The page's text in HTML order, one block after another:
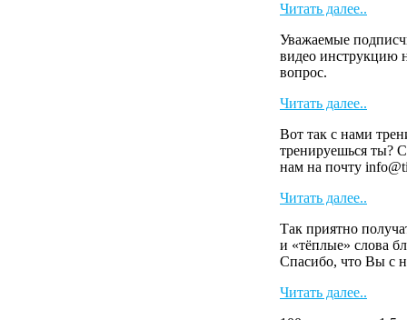
Читать далее..
Уважаемые
видео инструкцию
вопрос.
Читать далее..
Вот так с нами
тренируешься ты?
нам на почту
Читать далее..
Так приятно
и «тёплые» слова
Спасибо, что Вы
Читать далее..